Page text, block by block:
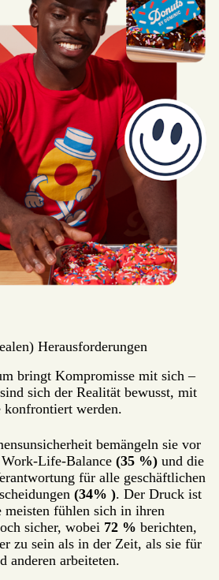
Herausforderungen
bringt Kompromisse mit sich –
sich der Realität bewusst, mit
konfrontiert werden.
bemängeln sie vor
Life-Balance (35 %)und die
für alle geschäftlichen
(34% ). Der Druck ist
meisten fühlen sich in ihren
sicher, wobei 72 % berichten,
zu sein als in der Zeit, als sie für
anderen arbeiteten.